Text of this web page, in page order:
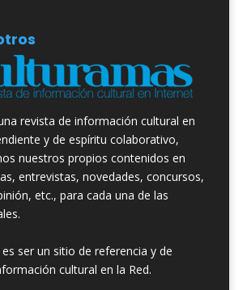
revista de información cultural en
y de espíritu colaborativo,
nuestros propios contenidos en
entrevistas, novedades, concursos,
etc., para cada una de las
ser un sitio de referencia y de
cultural en la Red.